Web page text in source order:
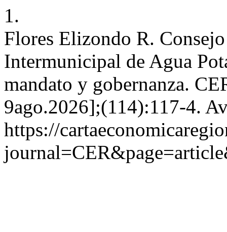
1.
Flores Elizondo R.
Intermunicipal de Agua
mandato y gobernanza.
9ago.2026];(114):117-4.
https://